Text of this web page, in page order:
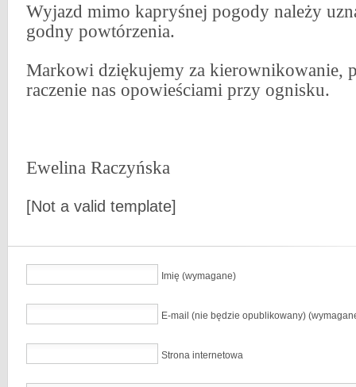
Wyjazd mimo kapryśnej pogody należy
godny powtórzenia.
Markowi dziękujemy za kierownikowanie,
raczenie nas opowieściami przy ognisku.
Ewelina Raczyńska
[Not a valid template]
Imię (wymagane)
E-mail (nie będzie opublikowany)
Strona internetowa